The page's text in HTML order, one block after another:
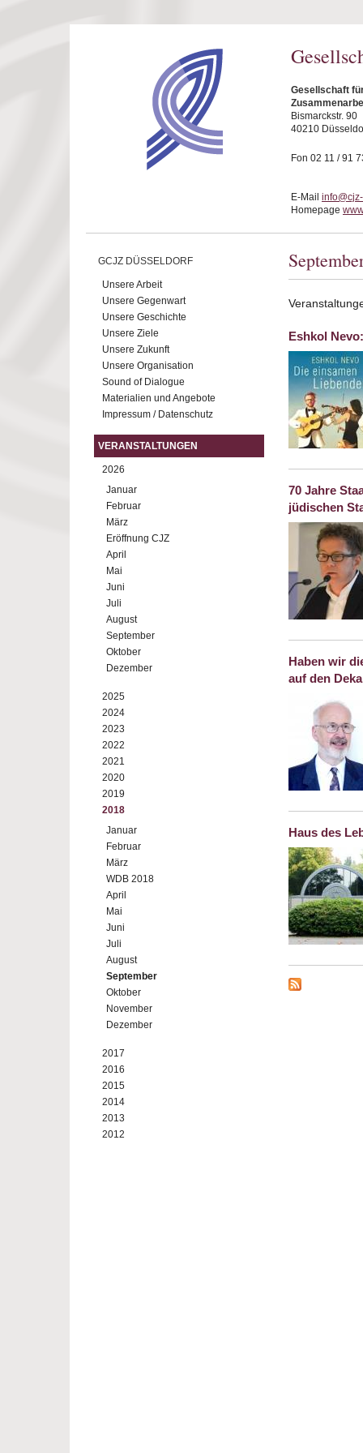
Gesellschaft
Bismarckstr. 90
40210
Fon 02 11 / 91
E-Mail
Homepage
GCJZ DÜSSELDORF
Unsere Arbeit
Unsere Gegenwart
Unsere Geschichte
Unsere Ziele
Unsere Zukunft
Unsere Organisation
Sound of Dialogue
Materialien und Angebote
Impressum / Datenschutz
VERANSTALTUNGEN
2026
Januar
Februar
März
Eröffnung CJZ
April
Mai
Juni
Juli
August
September
Oktober
Dezember
2025
2024
2023
2022
2021
2020
2019
2018
Januar
Februar
März
WDB 2018
April
Mai
Juni
Juli
August
September
Oktober
November
Dezember
2017
2016
2015
2014
2013
2012
Eshkol
70 Jahre
jüdischen
Haben wir
auf den
Haus des